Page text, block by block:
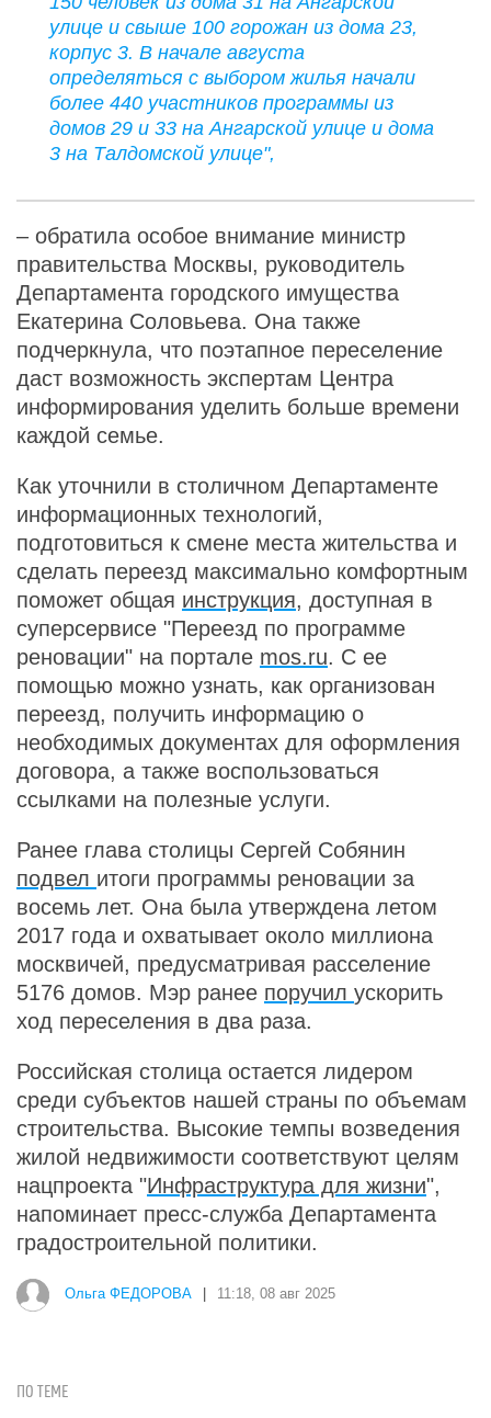
улице и свыше 100 горожан из дома 23,
корпус 3. В начале августа
определяться с выбором жилья начали
более 440 участников программы из
домов 29 и 33 на Ангарской улице и дома
3 на Талдомской улице",
– обратила особое внимание министр
правительства Москвы, руководитель
Департамента городского имущества
Екатерина Соловьева. Она также
подчеркнула, что поэтапное переселение
даст возможность экспертам Центра
информирования уделить больше времени
каждой семье.
Как уточнили в столичном Департаменте
информационных технологий,
подготовиться к смене места жительства и
сделать переезд максимально комфортным
поможет общая инструкция, доступная в
суперсервисе "Переезд по программе
реновации" на портале mos.ru. С ее
помощью можно узнать, как организован
переезд, получить информацию о
необходимых документах для оформления
договора, а также воспользоваться
ссылками на полезные услуги.
Ранее глава столицы Сергей Собянин
подвел итоги программы реновации за
восемь лет. Она была утверждена летом
2017 года и охватывает около миллиона
москвичей, предусматривая расселение
5176 домов. Мэр ранее поручил ускорить
ход переселения в два раза.
Российская столица остается лидером
среди субъектов нашей страны по объемам
строительства. Высокие темпы возведения
жилой недвижимости соответствуют целям
нацпроекта "Инфраструктура для жизни",
напоминает пресс-служба Департамента
градостроительной политики.
Ольга ФЕДОРОВА 11:18, 08 авг 2025
ПО ТЕМЕ